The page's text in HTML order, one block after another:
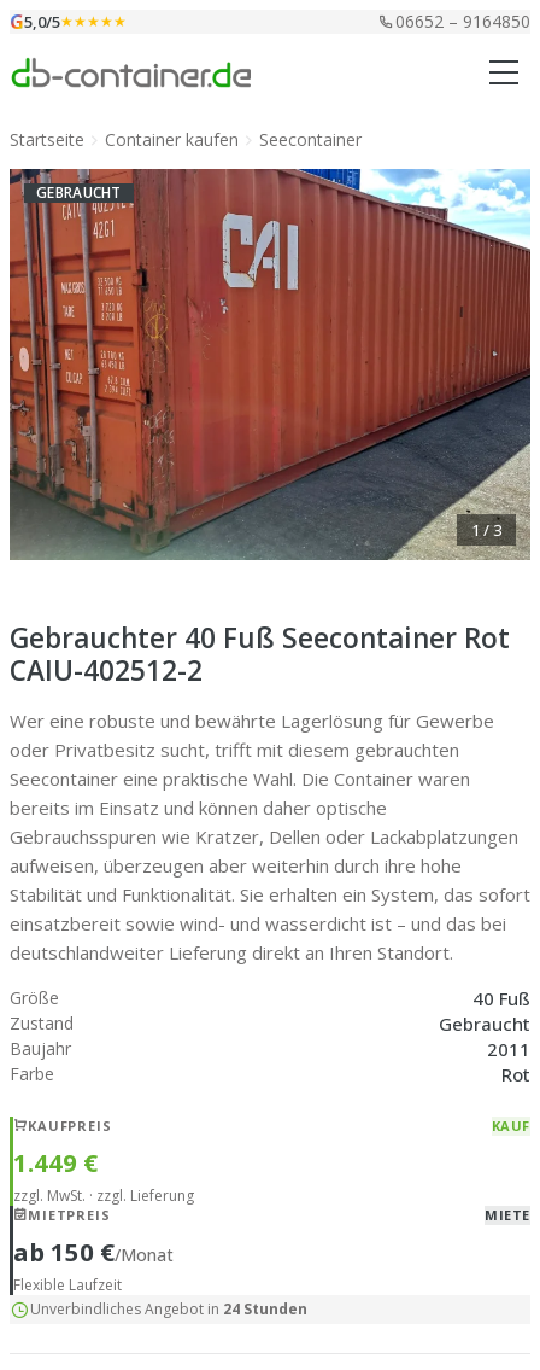
Zum Inhalt springen
G5,0/5★★★★★ 06652 – 9164850
Startseite Container kaufen Seecontainer
GEBRAUCHT
1 / 3
Gebrauchter 40 Fuß Seecontainer Rot
CAIU-402512-2
Wer eine robuste und bewährte Lagerlösung für Gewerbe
oder Privatbesitz sucht, trifft mit diesem gebrauchten
Seecontainer eine praktische Wahl. Die Container waren
bereits im Einsatz und können daher optische
Gebrauchsspuren wie Kratzer, Dellen oder Lackabplatzungen
aufweisen, überzeugen aber weiterhin durch ihre hohe
Stabilität und Funktionalität. Sie erhalten ein System, das sofort
einsatzbereit sowie wind- und wasserdicht ist – und das bei
deutschlandweiter Lieferung direkt an Ihren Standort.
Größe 40 Fuß
Zustand Gebraucht
Baujahr 2011
Farbe Rot
KAUF
KAUFPREIS
1.449 €
zzgl. MwSt. · zzgl. Lieferung
MIETE
MIETPREIS
ab 150 €/Monat
Flexible Laufzeit
Unverbindliches Angebot in 24 Stunden